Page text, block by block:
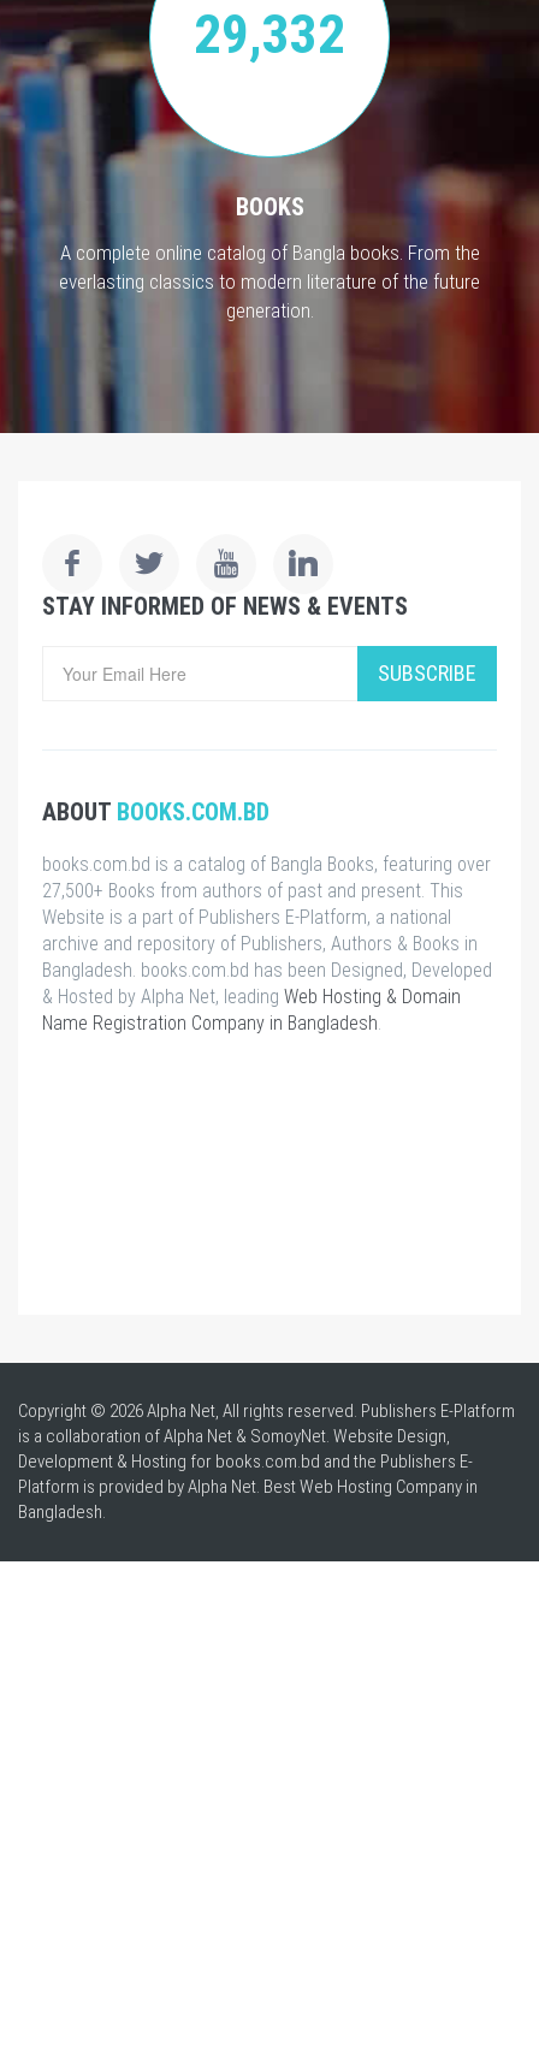
29,332
BOOKS
A complete online catalog of Bangla books. From the
everlasting classics to modern literature of the future
generation.
STAY INFORMED OF NEWS & EVENTS
SUBSCRIBE
ABOUT BOOKS.COM.BD
books.com.bd is a catalog of Bangla Books, featuring over
27,500+ Books from authors of past and present. This
Website is a part of Publishers E-Platform, a national
archive and repository of Publishers, Authors & Books in
Bangladesh. books.com.bd has been Designed, Developed
& Hosted by Alpha Net, leading Web Hosting & Domain
Name Registration Company in Bangladesh
Copyright © 2026 Alpha Net, All rights reserved. Publishers E-Platform
is a collaboration of Alpha Net & SomoyNet. Website Design,
Development & Hosting for books.com.bd and the Publishers E-
Platform is provided by Alpha Net. BestWeb Hosting Company in
Bangladesh.